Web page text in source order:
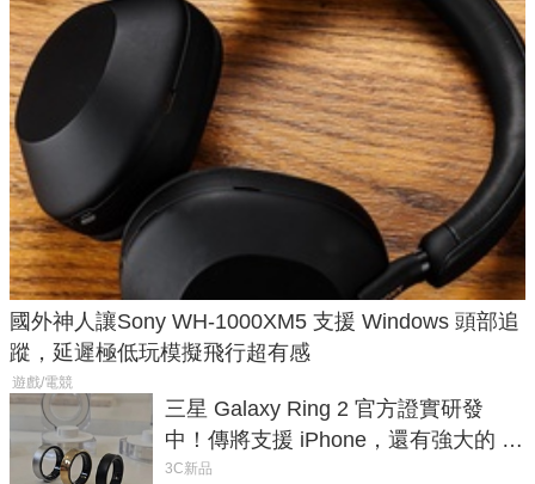
國外神人讓Sony WH-1000XM5 支援 Windows 頭部追
蹤，延遲極低玩模擬飛行超有感
遊戲/電競
三星 Galaxy Ring 2 官方證實研發
中！傳將支援 iPhone，還有強大的 AI
與智慧家電連動功能
3C新品